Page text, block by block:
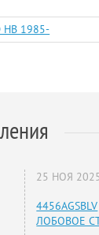
1985-
25 НОЯ 2025
4456AGSBLV
ЛОБОВОЕ